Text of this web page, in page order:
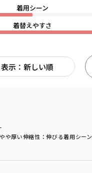
着用シーン
着替えやすさ
表示：新しい順
や厚い伸縮性 ：伸びる着用シーン